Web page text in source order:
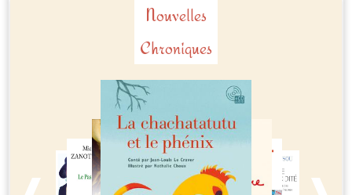
Nouvelles
Chroniques